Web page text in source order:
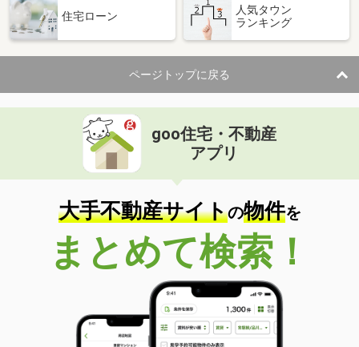
3,180万円
住 所
愛媛県松山市一番町１丁目
専有面積 66.55m²
間取り
2SLDK
愛媛県松山市溝辺町
価 格
住 所
愛媛県松山市溝辺町
専有面積 83.13m²
間取り
ワンルーム
愛媛県松山市若草町
価 格
2,419万円
愛媛県松山市若草町
73.71m²
間取り
4LDK
住宅ローン
人気タウン
ランキング
ページトップに戻る
goo住宅・不動産
アプリ
大手不動産サイトの物件を
まとめて検索！